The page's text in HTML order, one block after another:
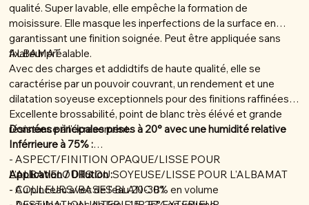
qualité. Super lavable, elle empêche la formation de
moisissure. Elle masque les inperfections de la surface en
garantissant une finition soignée. Peut être appliquée sans
fixateur préalable.
ALBAMAT
Avec des charges et addidtifs de haute qualité, elle se
caractérise par un pouvoir couvrant, un rendement et une
dilatation soyeuse exceptionnels pour des finitions raffinées.
Excellente brossabilité, point de blanc très élévé et grande
résistance à l'écrasement.
Données principales prises à 20° avec une humidité relative
Inférrieure à 75% :
- ASPECT/FINITION OPAQUE/LISSE POUR
L'ALBAVELOURS OU SOYEUSE/LISSE POUR L'ALBAMAT
- COULEURS/BASES BLANC B1
Application / Dillution :
- Au pinceau avec de l'eau 20-30% en volume